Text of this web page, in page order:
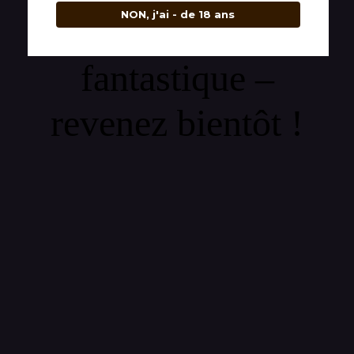
quelque chose de
fantastique –
revenez bientôt !
NON, j'ai - de 18 ans